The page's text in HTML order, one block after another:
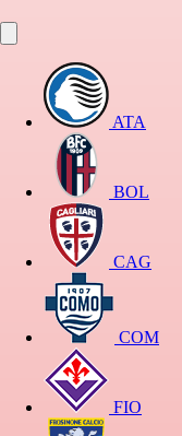
ATA
BOL
CAG
COM
FIO